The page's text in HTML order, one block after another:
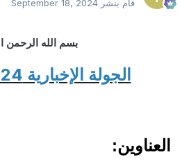
قام بنشر September 18, 2024
بسم الله الرحمن
الجولة الإخبارية 2024-09-16
العناوين: